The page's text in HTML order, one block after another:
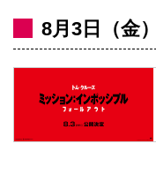
8月3日（金